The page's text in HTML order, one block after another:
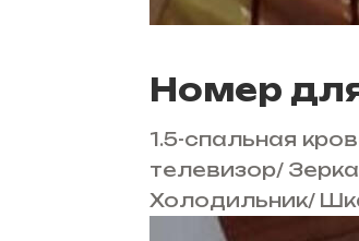
Номер
1.5-спальная
телевизор/
Холодильник/